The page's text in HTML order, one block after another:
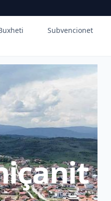
Subvencionet